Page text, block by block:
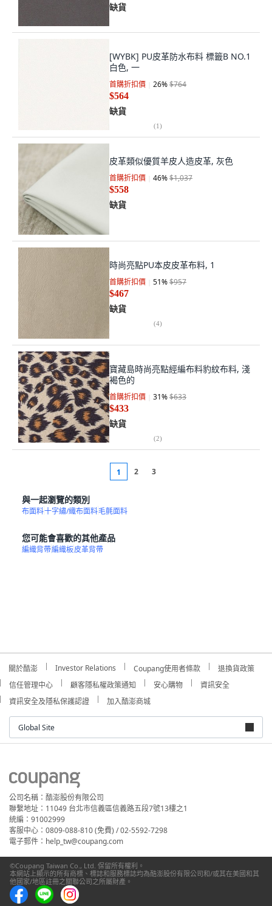
缺貨
[WYBK] PU皮革防水布料 標籤B NO.1
白色, 一
首購折扣價 26%$764
$564
缺貨
(1)
皮革類似優質羊皮人造皮革, 灰色
首購折扣價 46%$1,037
$558
缺貨
時尚亮點PU本皮皮革布料, 1
首購折扣價 51%$957
$467
缺貨
(4)
寶藏島時尚亮點經編布料豹紋布料, 淺
褐色的
首購折扣價 31%$633
$433
缺貨
(2)
1 2 3
與一起瀏覽的類別
布面料十字繡/織布面料毛氈面料
您可能會喜歡的其他產品
編織背帶編織板皮革背帶
關於酷澎 Investor Relations Coupang使用者條款
退換貨政策
信任管理中心
顧客隱私權政策通知 安心購物
資訊安全
資訊安全及隱私保護認證
加入酷澎商城
Global Site
公司名稱：酷澎股份有限公司
聯繫地址：11049 台北市信義區信義路五段7號13樓之1
統編：91002999
客服中心：0809-088-810 (免費) / 02-5592-7298
電子郵件：help_tw@coupang.com
©Coupang Taiwan Co., Ltd. 保留所有權利。
本網站上顯示的所有商標、標誌和服務標誌均為酷澎股份有限公司和/或其在美國和其
他國家/地區註冊之關聯公司之所屬財產。